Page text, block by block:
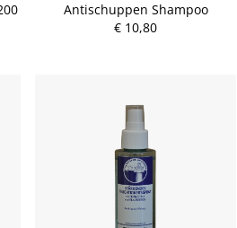
Antischuppen Shampoo
€ 10,80